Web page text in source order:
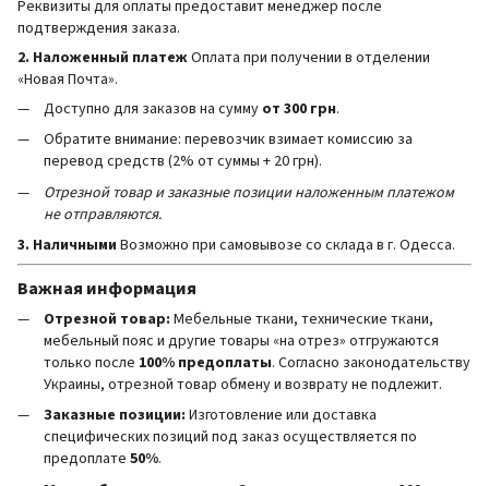
Реквизиты для оплаты предоставит менеджер после
подтверждения заказа.
2. Наложенный платежОплата при получении в отделении
«Новая Почта».
Доступно для заказов на сумму от 300 грн.
Обратите внимание: перевозчик взимает комиссию за
перевод средств (2% от суммы + 20 грн).
Отрезной товар и заказные позиции наложенным платежом
не отправляются.
3. Наличными Возможно при самовывозе со склада в г. Одесса.
Важная информация
Отрезной товар: Мебельные ткани, технические ткани,
мебельный пояс и другие товары «на отрез» отгружаются
только после 100% предоплаты. Согласно законодательству
Украины, отрезной товар обмену и возврату не подлежит.
Заказные позиции: Изготовление или доставка
специфических позиций под заказ осуществляется по
предоплате 50%.